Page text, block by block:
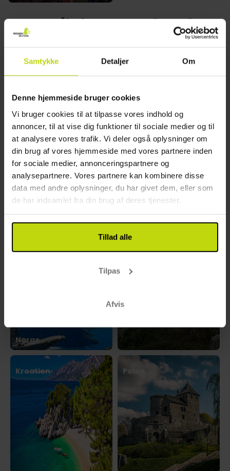
Samtykke Detaljer Om
Denne hjemmeside bruger cookies
Vi bruger cookies til at tilpasse vores indhold og
annoncer, til at vise dig funktioner til sociale medier og til
at analysere vores trafik. Vi deler også oplysninger om
din brug af vores hjemmeside med vores partnere inden
for sociale medier, annonceringspartnere og
analysepartnere. Vores partnere kan kombinere disse
data med andre oplysninger, du har givet dem, eller som
de har indsamlet fra din brug af deres tjenester.
Tillad alle
Tilpas
Afvis
Hvor vil du gerne hen?
Danmark Tyskland
Sverige Frankrig
Østrig
Norge
Kroatien Polen